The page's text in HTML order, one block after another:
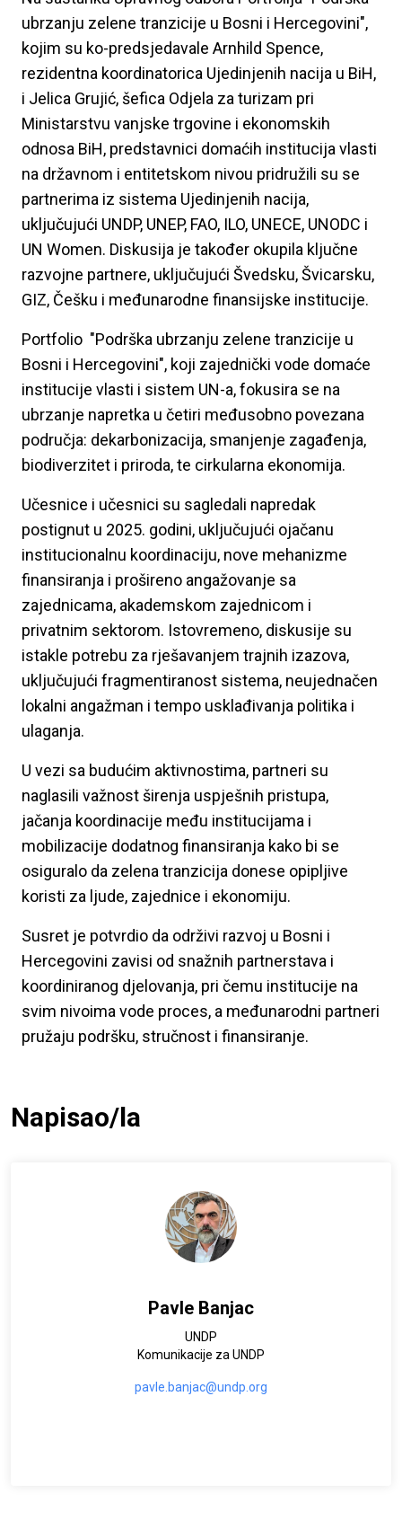
ubrzanju zelene tranzicije u Bosni i Hercegovini",
kojim su ko-predsjedavale Arnhild Spence,
rezidentna koordinatorica Ujedinjenih nacija u BiH,
i Jelica Grujić, šefica Odjela za turizam pri
Ministarstvu vanjske trgovine i ekonomskih
odnosa BiH, predstavnici domaćih institucija vlasti
na državnom i entitetskom nivou pridružili su se
partnerima iz sistema Ujedinjenih nacija,
uključujući UNDP, UNEP, FAO, ILO, UNECE, UNODC i
UN Women. Diskusija je također okupila ključne
razvojne partnere, uključujući Švedsku, Švicarsku,
GIZ, Češku i međunarodne finansijske institucije.
Portfolio "Podrška ubrzanju zelene tranzicije u
Bosni i Hercegovini", koji zajednički vode domaće
institucije vlasti i sistem UN-a, fokusira se na
ubrzanje napretka u četiri međusobno povezana
područja: dekarbonizacija, smanjenje zagađenja,
biodiverzitet i priroda, te cirkularna ekonomija.
Učesnice i učesnici su sagledali napredak
postignut u 2025. godini, uključujući ojačanu
institucionalnu koordinaciju, nove mehanizme
finansiranja i prošireno angažovanje sa
zajednicama, akademskom zajednicom i
privatnim sektorom. Istovremeno, diskusije su
istakle potrebu za rješavanjem trajnih izazova,
uključujući fragmentiranost sistema, neujednačen
lokalni angažman i tempo usklađivanja politika i
ulaganja.
U vezi sa budućim aktivnostima, partneri su
naglasili važnost širenja uspješnih pristupa,
jačanja koordinacije među institucijama i
mobilizacije dodatnog finansiranja kako bi se
osiguralo da zelena tranzicija donese opipljive
koristi za ljude, zajednice i ekonomiju.
Susret je potvrdio da održivi razvoj u Bosni i
Hercegovini zavisi od snažnih partnerstava i
koordiniranog djelovanja, pri čemu institucije na
svim nivoima vode proces, a međunarodni partneri
pružaju podršku, stručnost i finansiranje.
Napisao/la
Pavle Banjac
UNDP
Komunikacije za UNDP
pavle.banjac@undp.org